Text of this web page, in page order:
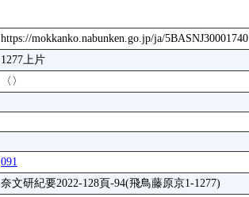
https://mokkanko.nabunken.go.jp/ja/5BASNJ30001740
1277上片
〈〉
091
奈文研紀要2022-128頁-94(飛鳥藤原京1-1277)